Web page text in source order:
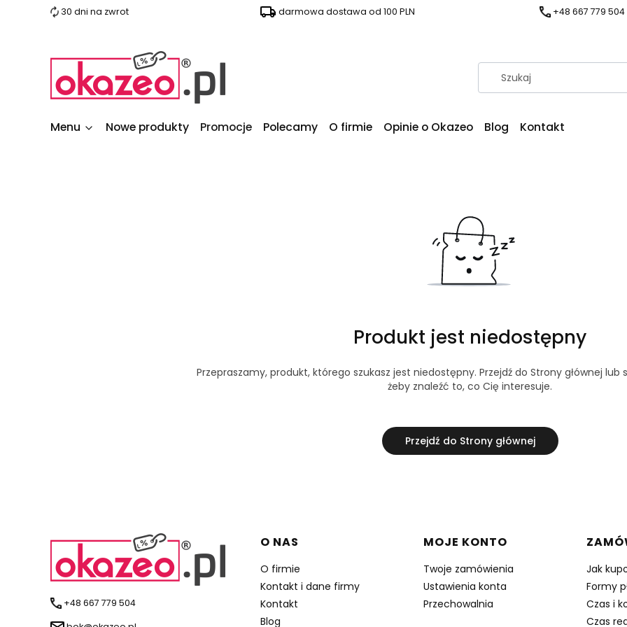
30 dni na zwrot darmowa dostawa od 100 PLN +48 667 779 504
Menu Nowe produkty Promocje Polecamy O firmie Opinie o Okazeo Blog Kontakt
Produkt jest niedostępny
Przepraszamy, produkt, którego szukasz jest niedostępny. Przejdź do Strony głównej lub
żeby znaleźć to, co Cię interesuje.
Przejdź do Strony głównej
+48 667 779 504
Linki w stopce
O NAS
O firmie
Kontakt i dane firmy
Kontakt
Blog
MOJE KONTO
Twoje zamówienia
Ustawienia konta
Przechowalnia
Jak
Formy
Czas i
Czas